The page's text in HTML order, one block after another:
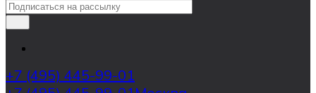
+7 (495) 445-99-01